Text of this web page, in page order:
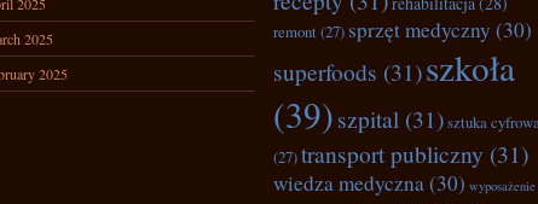
2025
2025
remont(27) sprzęt medyczny (30)
superfoods (31)szkoła
(39)szpital (31)sztuka
(27)transport publiczny (31)
wiedza medyczna(30) wyposażenie